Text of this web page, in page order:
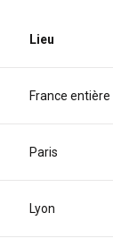
Lieu
France entière
Paris
Lyon